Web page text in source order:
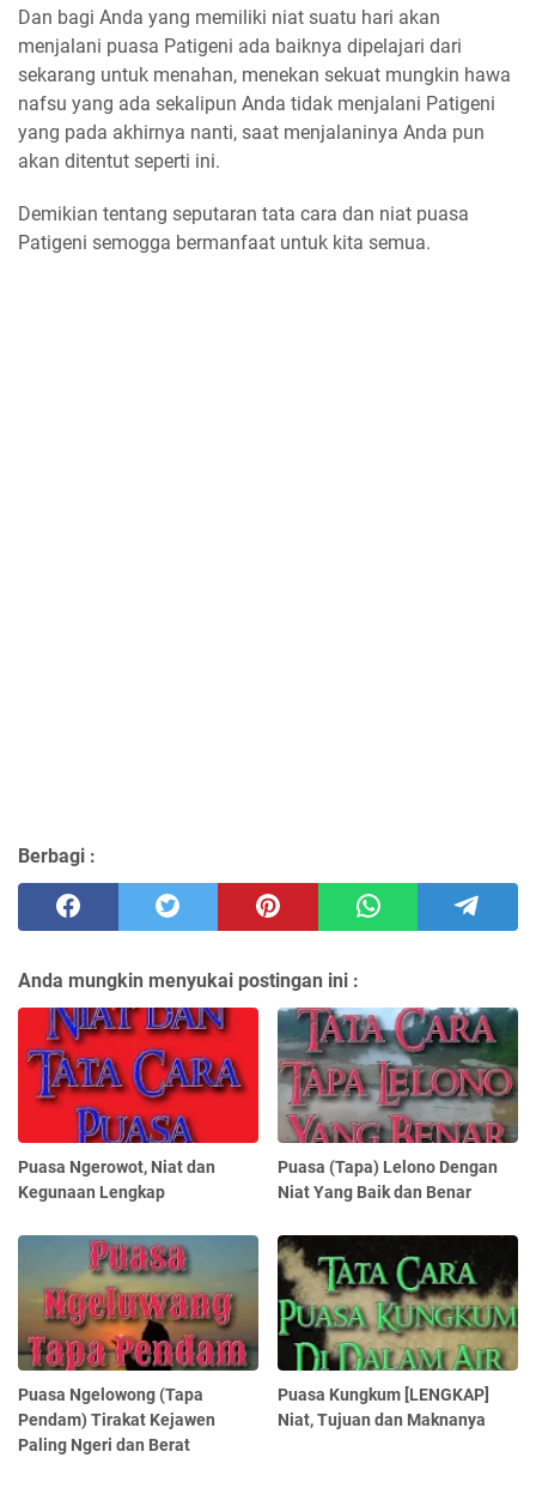
Dan bagi Anda yang memiliki niat suatu hari akan
menjalani puasa Patigeni ada baiknya dipelajari dari
sekarang untuk menahan, menekan sekuat mungkin hawa
nafsu yang ada sekalipun Anda tidak menjalani Patigeni
yang pada akhirnya nanti, saat menjalaninya Anda pun
akan ditentut seperti ini.
Demikian tentang seputaran tata cara dan niat puasa
Patigeni semogga bermanfaat untuk kita semua.
Berbagi :
Anda mungkin menyukai postingan ini :
Puasa Ngerowot, Niat dan
Kegunaan Lengkap
Puasa (Tapa) Lelono Dengan
Niat Yang Baik dan Benar
Puasa Ngelowong (Tapa
Pendam) Tirakat Kejawen
Paling Ngeri dan Berat
Puasa Kungkum [LENGKAP]
Niat, Tujuan dan Maknanya